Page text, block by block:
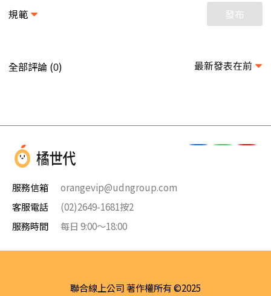
規範 發布
全部評論 (0) 最新發表在前
服務信箱
orangevip@udngroup.com
客服電話
(02)2649-1681按2
服務時間
每日 9:00～18:00
聯合線上公司 著作權所有 ©2025